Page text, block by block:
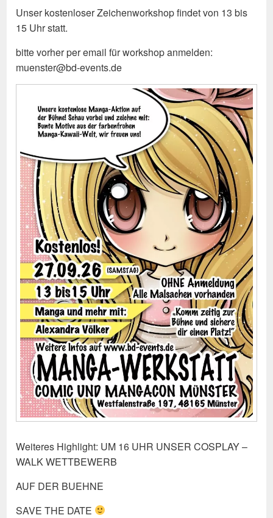
Unser kostenloser Zeichenworkshop findet von 13 bis
15 Uhr statt.
bitte vorher per email für workshop anmelden:
muenster@bd-events.de
Weiteres Highlight: UM 16 UHR UNSER COSPLAY –
WALK WETTBEWERB
AUF DER BUEHNE
SAVE THE DATE